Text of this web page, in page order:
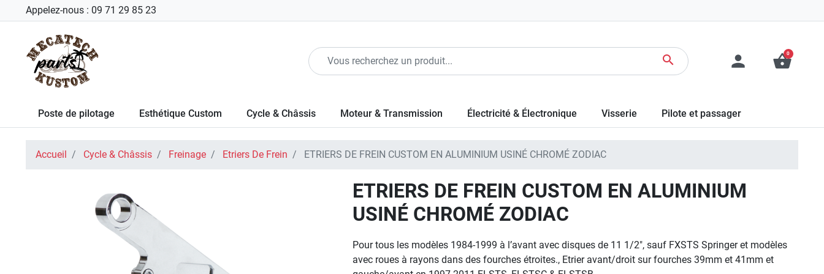
Appelez-nous : 09 71 29 85 23
search person shopping_basket
0
Poste de pilotage Esthétique Custom Cycle & Châssis Moteur & Transmission Électricité & Électronique Visserie Pilote et passager
Accueil Cycle & Châssis Freinage Etriers De Frein ETRIERS DE FREIN CUSTOM EN ALUMINIUM USINÉ CHROMÉ ZODIAC
ETRIERS DE FREIN CUSTOM EN ALUMINIUM
USINÉ CHROMÉ ZODIAC
Pour tous les modèles 1984-1999 à l’avant avec disques de 11 1/2", sauf FXSTS Springer et modèles
avec roues à rayons dans des fourches étroites., Etrier avant/droit sur fourches 39mm et 41mm et